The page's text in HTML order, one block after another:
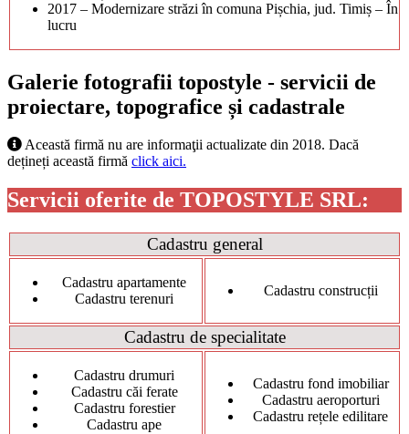
2017 – Modernizare străzi în comuna Pișchia, jud. Timiș – În
lucru
Galerie fotografii topostyle - servicii de
proiectare, topografice și cadastrale
Această firmă nu are informaţii actualizate din 2018. Dacă
dețineți această firmă click aici.
Servicii oferite de TOPOSTYLE SRL:
Cadastru general
Cadastru apartamente
Cadastru terenuri
Cadastru construcții
Cadastru de specialitate
Cadastru drumuri
Cadastru căi ferate
Cadastru forestier
Cadastru ape
Cadastru fond imobiliar
Cadastru aeroporturi
Cadastru rețele edilitare